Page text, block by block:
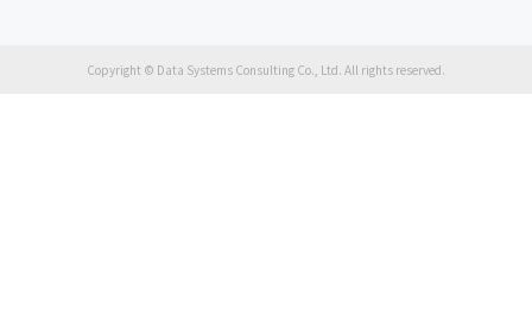
Copyright © Data Systems Consulting Co., Ltd. All rights reserved.